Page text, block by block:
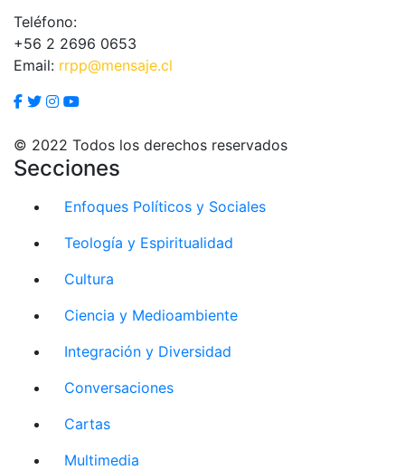
Teléfono:
+56 2 2696 0653
Email: rrpp@mensaje.cl
© 2022 Todos los derechos reservados
Secciones
Enfoques Políticos y Sociales
Teología y Espiritualidad
Cultura
Ciencia y Medioambiente
Integración y Diversidad
Conversaciones
Cartas
Multimedia